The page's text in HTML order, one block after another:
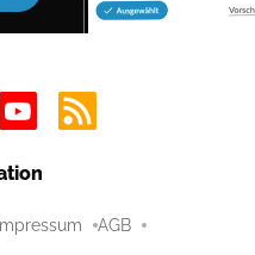
Impressum AGB